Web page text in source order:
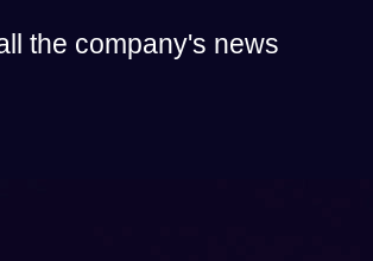
the company's news